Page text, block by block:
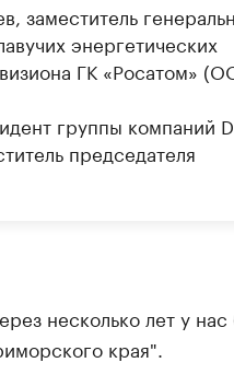
заместитель
энергетических
ГК «Росатом»
группы компаний
председателя
несколько лет у нас
края".